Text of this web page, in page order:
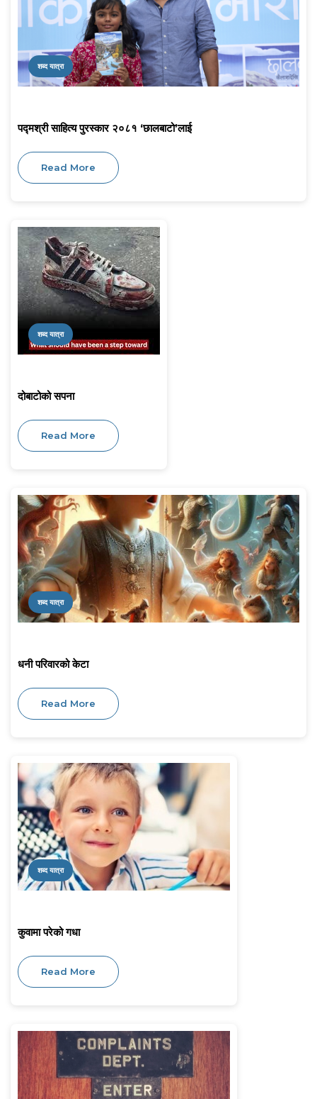
शब्द यात्रा
पद्मश्री साहित्य पुरस्कार २०८१ ‘छालबाटो’लाई
Read More
शब्द यात्रा
दोबाटोको सपना
Read More
शब्द यात्रा
धनी परिवारको केटा
Read More
शब्द यात्रा
कुवामा परेको गधा
Read More